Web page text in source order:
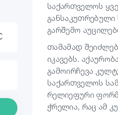
საქართველოს
განსაკუთრებული
გარშემო
თამამად
იკავებს.
გამოირჩევა
საქართველოს
რელიეფური
ჭრელია, რაც ამ